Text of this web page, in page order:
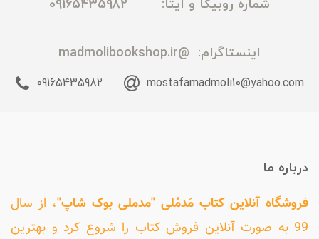
شماره روبیکا و ایتا: 09165435982
اینستاگرام: @madmolibookshop.ir
mostafamadmoli10@yahoo.com
09165435982
درباره ما
فروشگاه آنلاین کتاب مَدمُلی "مدملی بوک شاپ"، از سال
99 به صورت آنلاین فروش کتاب را شروع کرد و بهترین